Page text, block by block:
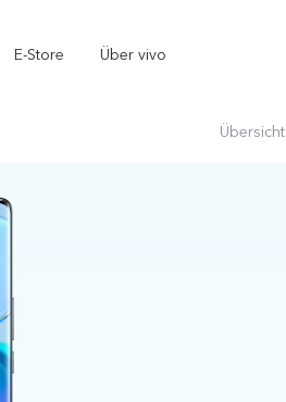
E-Store Über vivo
Übersicht